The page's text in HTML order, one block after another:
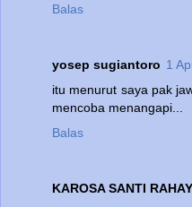
Balas
yosep sugiantoro 1
itu menurut saya pak
mencoba menangapi...
Balas
KAROSA SANTI